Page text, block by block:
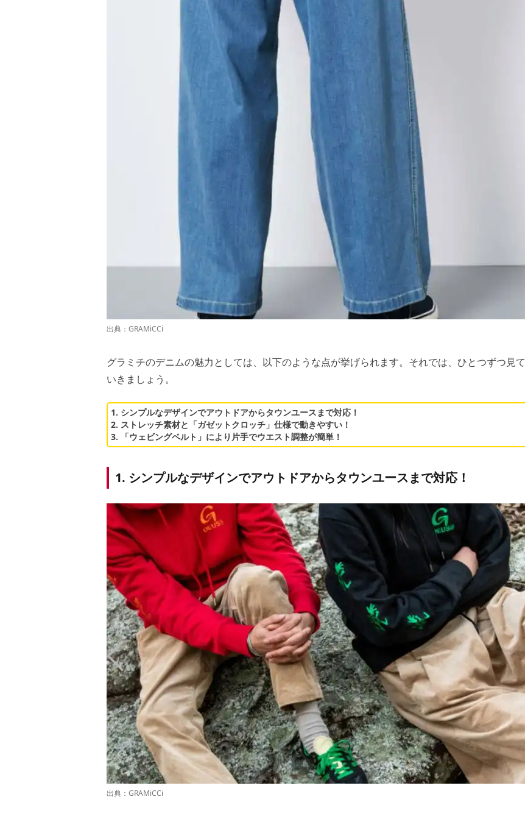
出典： GRAMiCCi
グラミチのデニムの魅力としては、以下のような点が挙げられます。それでは、ひとつずつ見て
いきましょう。
1. シンプルなデザインでアウトドアからタウンユースまで対応！
2. ストレッチ素材と「ガゼットクロッチ」仕様で動きやすい！
3. 「ウェビングベルト」により片手でウエスト調整が簡単！
1. シンプルなデザインでアウトドアからタウンユースまで対応！
出典： GRAMiCCi